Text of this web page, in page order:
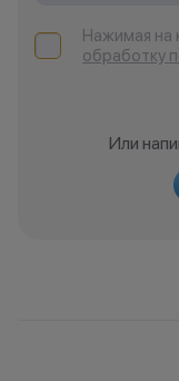
Нажимая на
обработку
Или